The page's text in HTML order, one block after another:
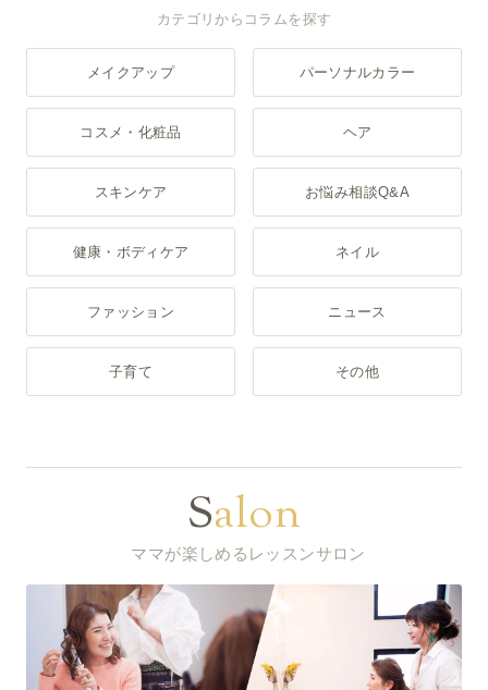
カテゴリからコラムを探す
メイクアップ パーソナルカラー
コスメ・化粧品 ヘア
スキンケア お悩み相談Q&A
健康・ボディケア ネイル
ファッション ニュース
子育て その他
Salon
ママが楽しめるレッスンサロン